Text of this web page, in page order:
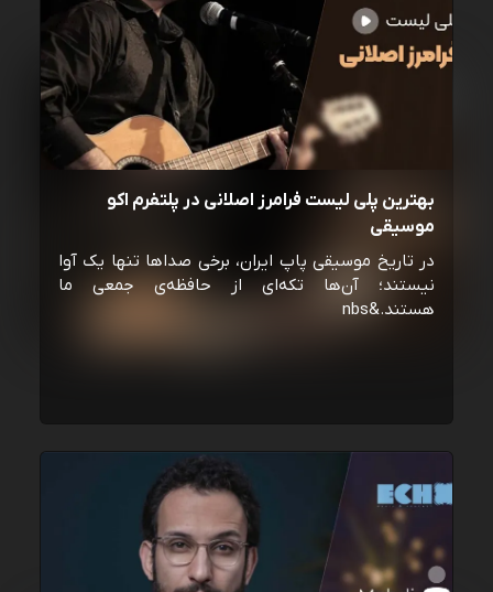
بهترین پلی لیست فرامرز اصلانی در پلتفرم اکو
موسیقی
در تاریخ موسیقی پاپ ایران، برخی صداها تنها یک آوا
نیستند؛ آن‌ها تکه‌ای از حافظه‌ی جمعی ما
هستند.&nbs